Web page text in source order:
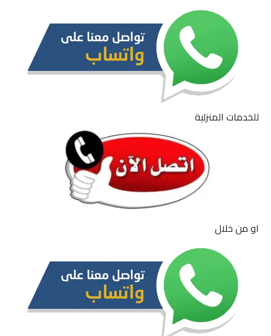
للخدمات المنزلية
او من خلال